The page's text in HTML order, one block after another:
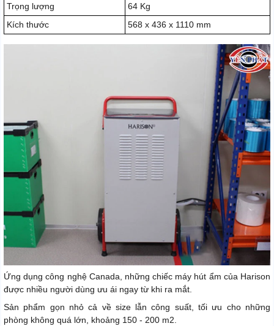
Trọng lượng
64 Kg
Kích thước
568 x 436 x 1110 mm
Ứng dụng công nghệ Canada, những chiếc máy hút ẩm của Harison
được nhiều người dùng ưu ái ngay từ khi ra mắt.
Sản phẩm gọn nhỏ cả về size lẫn công suất, tối ưu cho những
phòng không quá lớn, khoảng 150 - 200 m2.